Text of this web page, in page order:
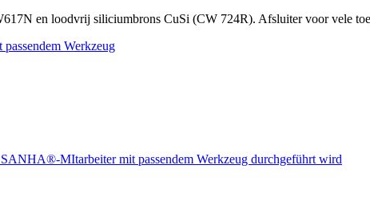
en loodvrij siliciumbrons CuSi (CW 724R). Afsluiter voor vele